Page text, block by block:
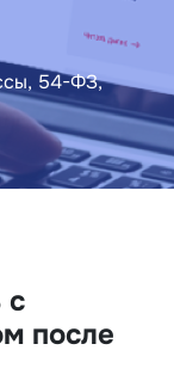
54-ФЗ,
с
после